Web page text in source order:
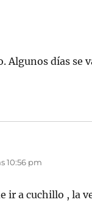
Algunos días se
10:56 pm
ir a cuchillo , la